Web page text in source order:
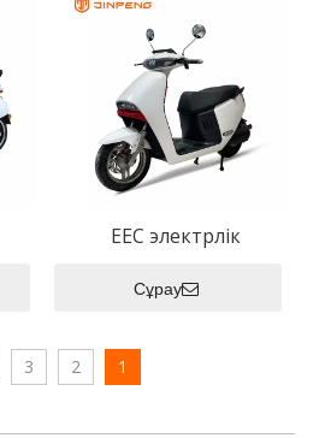
EEC электрлік
Сұрау
1
2
3